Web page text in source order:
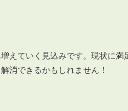
えていく見込みです。現状に満
消できるかもしれません！